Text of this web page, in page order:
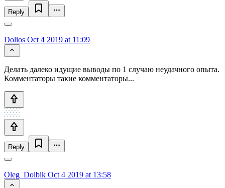
Reply
Dolios Oct 4 2019 at 11:09
Делать далеко идущие выводы по 1 случаю неудачного опыта.
Комментаторы такие комментаторы...
Reply
Oleg_Dolbik Oct 4 2019 at 13:58